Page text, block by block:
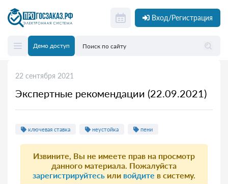
Вход/Регистрация
Демо доступ
22 сентября 2021
Экспертные рекомендации (22.09.2021)
ключевая ставка неустойка пени
Извините, Вы не имеете прав на просмотр
данного материала. Пожалуйста
зарегистрируйтесь или войдите в систему.